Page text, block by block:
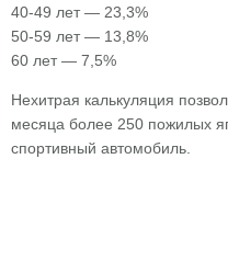
40-49 лет — 23,3%
50-59 лет — 13,8%
60 лет — 7,5%
Нехитрая калькуляция
месяца более 250 пожилых
спортивный автомобиль.